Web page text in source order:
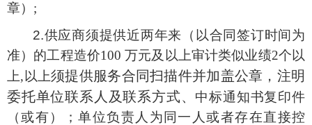
章）;
2.供应商须提供近两年来（以合同签订时间为
准）的工程造价100 万元及以上审计类似业绩2个以
上,以上须提供服务合同扫描件并加盖公章，注明
委托单位联系人及联系方式、 中标通知书复印件
（或有）
；单位负责人为同一人或者存在直接控